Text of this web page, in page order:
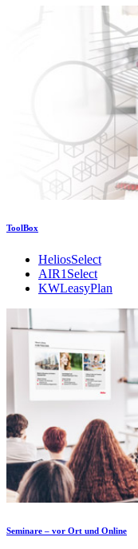
ToolBox
HeliosSelect
AIR1Select
KWLeasyPlan
Seminare – vor Ort und Online